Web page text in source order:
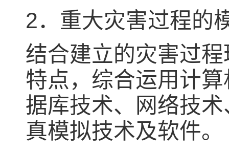
2．重大灾害过程的
结合建立的灾害过
特点，综合运用计
据库技术、网络技
真模拟技术及软件。